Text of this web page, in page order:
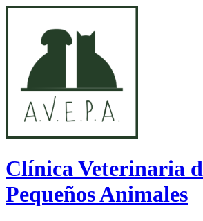
Clínica Veterinaria
Pequeños Animales